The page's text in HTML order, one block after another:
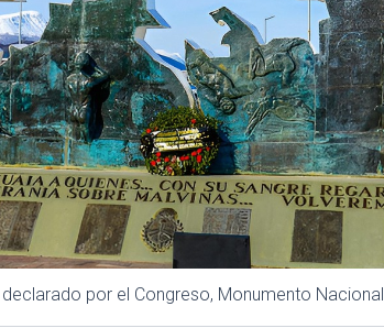
por el Congreso, Monumento Nacional.